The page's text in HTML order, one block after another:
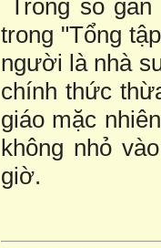
Trong số
trong "Tổng
người là nhà
chính thức
giáo mặc
không nhỏ
giờ.